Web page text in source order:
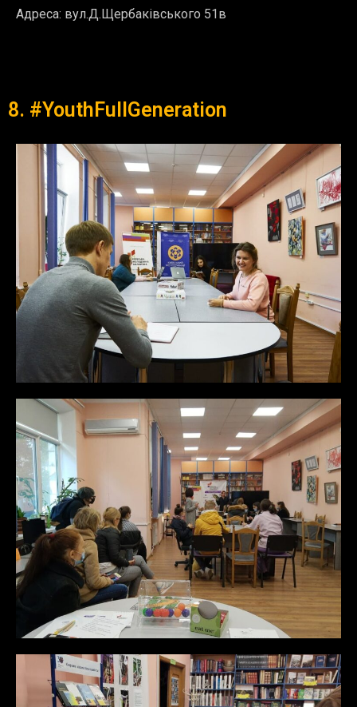
Адреса: вул.Д.Щербаківського 51в
8. #YouthFullGeneration